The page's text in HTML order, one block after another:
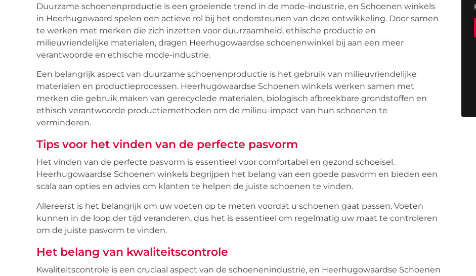
Duurzame schoenenproductie is een groeiende trend in de mode-industrie, en Schoenen winkels
in Heerhugowaard spelen een actieve rol bij het ondersteunen van deze ontwikkeling. Door samen
te werken met merken die zich inzetten voor duurzaamheid, ethische productie en
milieuvriendelijke materialen, dragen Heerhugowaardse schoenenwinkel bij aan een meer
verantwoorde en ethische mode-industrie.
Een belangrijk aspect van duurzame schoenenproductie is het gebruik van milieuvriendelijke
materialen en productieprocessen. Heerhugowaardse Schoenen winkels werken samen met
merken die gebruik maken van gerecyclede materialen, biologisch afbreekbare grondstoffen en
ethisch verantwoorde productiemethoden om de milieu-impact van hun schoenen te
verminderen.
Tips voor het vinden van de perfecte pasvorm
Het vinden van de perfecte pasvorm is essentieel voor comfortabel en gezond schoeisel.
Heerhugowaardse Schoenen winkels begrijpen het belang van een goede pasvorm en bieden een
scala aan opties en advies om klanten te helpen de juiste schoenen te vinden.
Allereerst is het belangrijk om uw voeten op te meten voordat u schoenen gaat passen. Voeten
kunnen in de loop der tijd veranderen, dus het is essentieel om regelmatig uw maat te controleren
om de juiste pasvorm te vinden.
Het belang van kwaliteitscontrole
Kwaliteitscontrole is een cruciaal aspect van de schoenenindustrie, en Heerhugowaardse Schoenen